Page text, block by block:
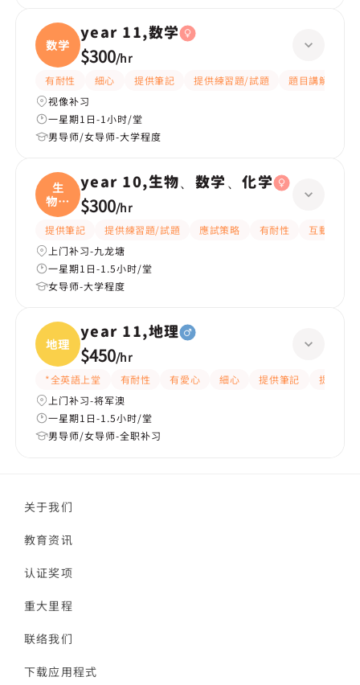
数学
year 11,数学
$300/hr
有耐性 細心 提供筆記 提供練習題/試題 題目講解
视像补习
一星期1日-1小时/堂
男导师/女导师-大学程度
生
物、
数学
year 10,生物、数学、化学
$300/hr
提供筆記 提供練習題/試題 應試策略 有耐性
互動教學
上门补习-九龙塘
一星期1日-1.5小时/堂
女导师-大学程度
地理
year 11,地理
$450/hr
*全英語上堂 有耐性 有愛心 細心 提供筆記
提供練
上门补习-将军澳
一星期1日-1.5小时/堂
男导师/女导师-全职补习
关于我们
教育资讯
认证奖项
重大里程
联络我们
下载应用程式